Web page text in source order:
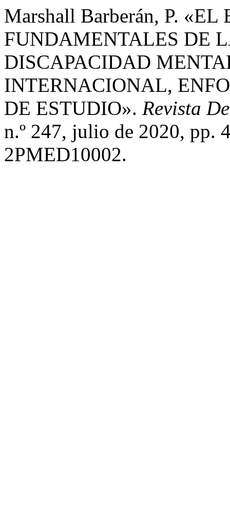
Marshall Barberán, P.
FUNDAMENTALES DE
DISCAPACIDAD
INTERNACIONAL,
DE ESTUDIO». Revista
n.º 247, julio de 2020, pp.
2PMED10002.